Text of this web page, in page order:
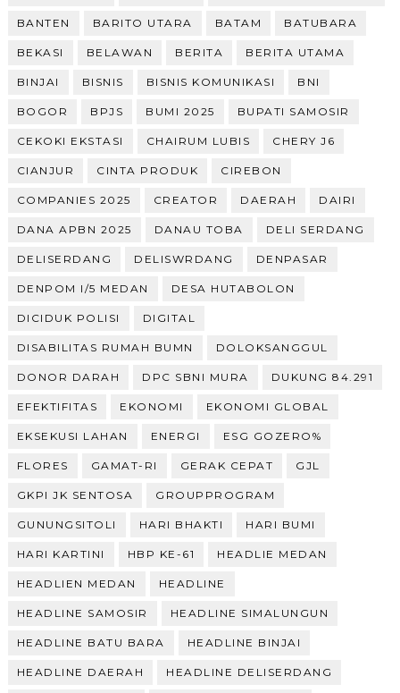
BANTEN BARITO UTARA BATAM BATUBARA
BEKASI BELAWAN BERITA BERITA UTAMA
BINJAI BISNIS BISNIS KOMUNIKASI BNI
BOGOR BPJS BUMI 2025 BUPATI SAMOSIR
CEKOKI EKSTASI CHAIRUM LUBIS CHERY J6
CIANJUR CINTA PRODUK CIREBON
COMPANIES 2025 CREATOR DAERAH DAIRI
DANA APBN 2025 DANAU TOBA DELI SERDANG
DELISERDANG DELISWRDANG DENPASAR
DENPOM I/5 MEDAN DESA HUTABOLON
DICIDUK POLISI DIGITAL
DISABILITAS RUMAH BUMN DOLOKSANGGUL
DONOR DARAH DPC SBNI MURA DUKUNG 84.291
EFEKTIFITAS EKONOMI EKONOMI GLOBAL
EKSEKUSI LAHAN ENERGI ESG GOZERO%
FLORES GAMAT-RI GERAK CEPAT GJL
GKPI JK SENTOSA GROUPPROGRAM
GUNUNGSITOLI HARI BHAKTI HARI BUMI
HARI KARTINI HBP KE-61 HEADLIE MEDAN
HEADLIEN MEDAN HEADLINE
HEADLINE SAMOSIR HEADLINE SIMALUNGUN
HEADLINE BATU BARA HEADLINE BINJAI
HEADLINE DAERAH HEADLINE DELISERDANG